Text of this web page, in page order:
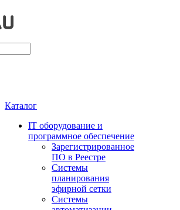
Каталог
IT оборудование и
программное обеспечение
Зарегистрированное
ПО в Реестре
Системы
планирования
эфирной сетки
Системы